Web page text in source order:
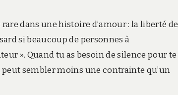
dans une histoire d’amour : la liberté de
si beaucoup de personnes à
». Quand tu as besoin de silence pour te
sembler moins une contrainte qu’un